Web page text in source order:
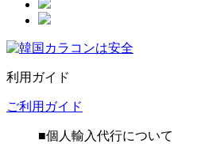
利用ガイド
ご利用ガイド
■個人輸入代行について